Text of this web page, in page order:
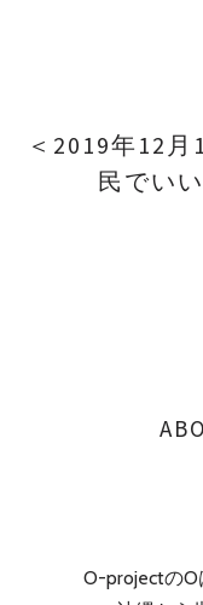
＜2019年12
民でい
O-projectのO